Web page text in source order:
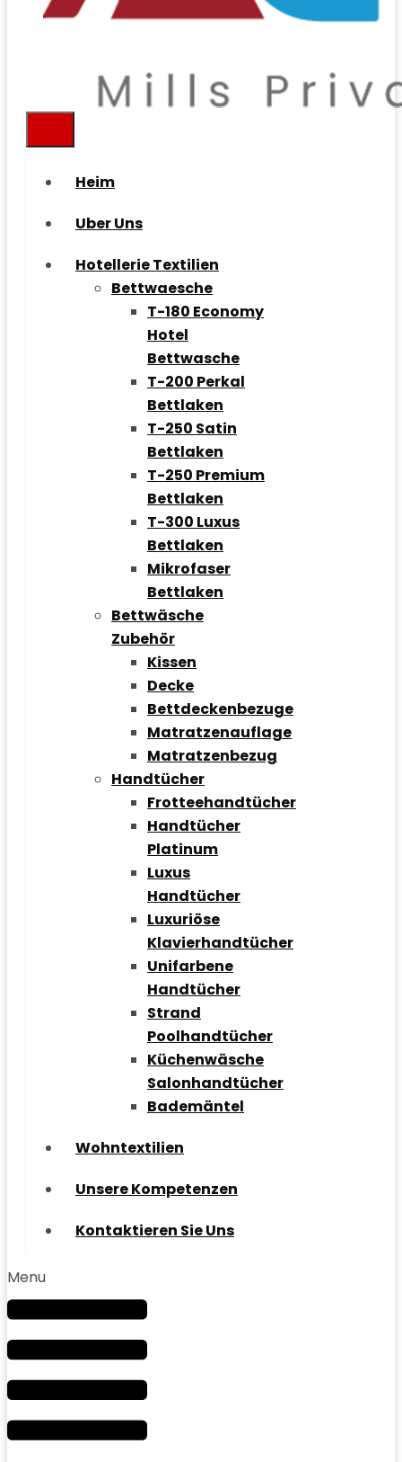
Heim
Uber Uns
Hotellerie Textilien
Bettwaesche
T-180 Economy
Hotel
Bettwasche
T-200 Perkal
Bettlaken
T-250 Satin
Bettlaken
T-250 Premium
Bettlaken
T-300 Luxus
Bettlaken
Mikrofaser
Bettlaken
Bettwäsche
Zubehör
Kissen
Decke
Bettdeckenbezuge
Matratzenauflage
Matratzenbezug
Handtücher
Frotteehandtücher
Handtücher
Platinum
Luxus
Handtücher
Luxuriöse
Klavierhandtücher
Unifarbene
Handtücher
Strand
Poolhandtücher
Küchenwäsche
Salonhandtücher
Bademäntel
Wohntextilien
Unsere Kompetenzen
Kontaktieren Sie Uns
Menu